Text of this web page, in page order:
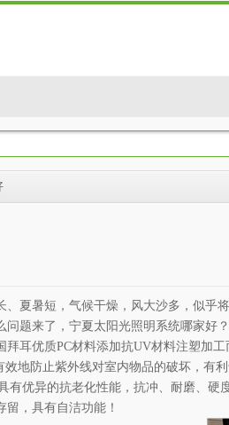
夏暑短，气候干燥，风大沙多，似乎将
题来了，宁夏太阳光照明系统哪家好
拜耳优质PC材料添加抗UV材料注塑加工
地防止紫外线对室内物品的破坏，有
有优异的抗老化性能，抗冲、耐磨、硬
，具有自洁功能！